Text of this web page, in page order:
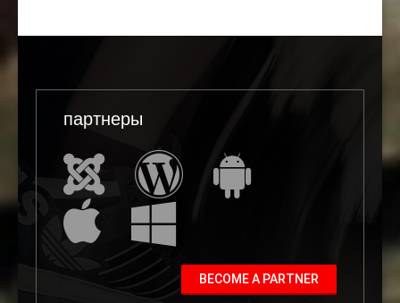
партнеры
BECOME A PARTNER